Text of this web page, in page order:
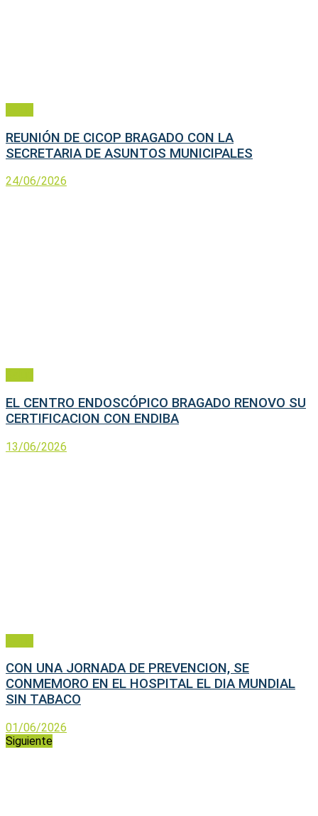
REUNIÓN DE CICOP BRAGADO CON LA
SECRETARIA DE ASUNTOS MUNICIPALES
24/06/2026
EL CENTRO ENDOSCÓPICO BRAGADO RENOVO SU
CERTIFICACION CON ENDIBA
13/06/2026
CON UNA JORNADA DE PREVENCION, SE
CONMEMORO EN EL HOSPITAL EL DIA MUNDIAL
SIN TABACO
01/06/2026
Siguiente